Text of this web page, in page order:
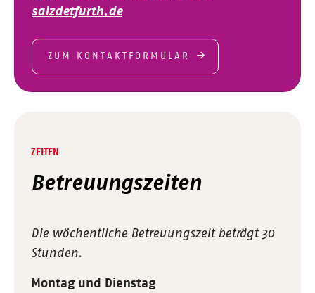
salzdetfurth.de
ZUM KONTAKTFORMULAR
ZEITEN
Betreuungszeiten
Die wöchentliche Betreuungszeit beträgt 30
Stunden.
Montag und Dienstag